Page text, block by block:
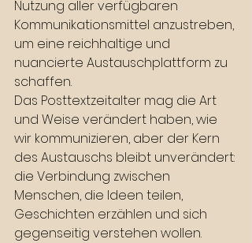
Nutzung aller verfügbaren
Kommunikationsmittel anzustreben,
um eine reichhaltige und
nuancierte Austauschplattform zu
schaffen.
Das Posttextzeitalter mag die Art
und Weise verändert haben, wie
wir kommunizieren, aber der Kern
des Austauschs bleibt unverändert:
die Verbindung zwischen
Menschen, die Ideen teilen,
Geschichten erzählen und sich
gegenseitig verstehen wollen.